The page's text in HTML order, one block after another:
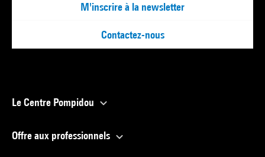
M'inscrire à la newsletter
Contactez-nous
Le Centre Pompidou
Offre aux professionnels